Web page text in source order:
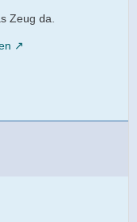
Zeug da.